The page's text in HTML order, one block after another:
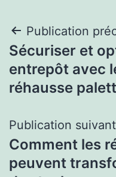
Navigation
de
l’article
Publication
Sécuriser et
entrepôt avec
réhausse
Publication
Comment les
peuvent